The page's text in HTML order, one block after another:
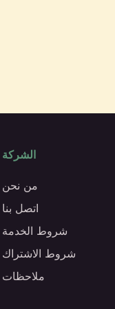
الشركة
من نحن
اتصل بنا
شروط الخدمة
شروط الاشتراك
ملاحظات